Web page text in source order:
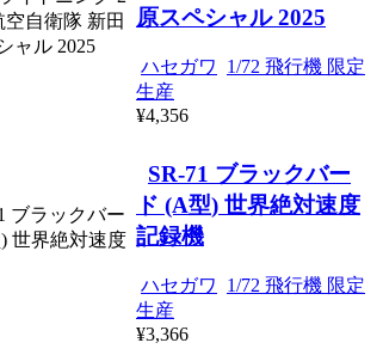
原スペシャル 2025
ハセガワ
1/72 飛行機 限定
生産
¥4,356
SR-71 ブラックバー
ド (A型) 世界絶対速度
記録機
ハセガワ
1/72 飛行機 限定
生産
¥3,366